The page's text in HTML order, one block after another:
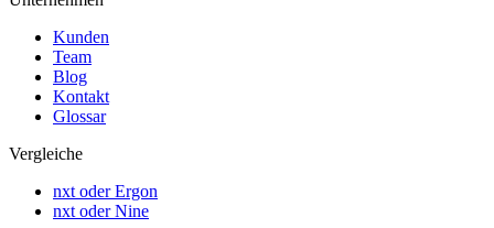
Kunden
Team
Blog
Kontakt
Glossar
Vergleiche
nxt oder Ergon
nxt oder Nine